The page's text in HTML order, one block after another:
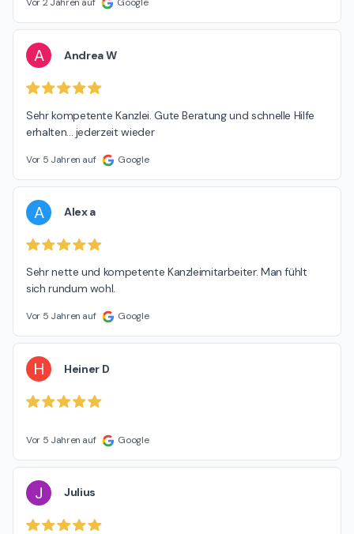
A Andrea W
Sehr kompetente Kanzlei. Gute Beratung und schnelle Hilfe
erhalten... jederzeit wieder
Vor 5 Jahren auf Google
A Alex a
Sehr nette und kompetente Kanzleimitarbeiter. Man fühlt
sich rundum wohl.
Vor 5 Jahren auf Google
H Heiner D
Vor 5 Jahren auf Google
J Julius